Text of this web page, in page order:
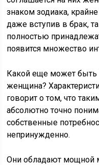
знаком зодиака,
даже вступив в брак,
полностью
появится множество
Какой еще может быть
женщина?
говорит о том, что
абсолютно точно
собственные
непринужденно.
Они обладают мощной